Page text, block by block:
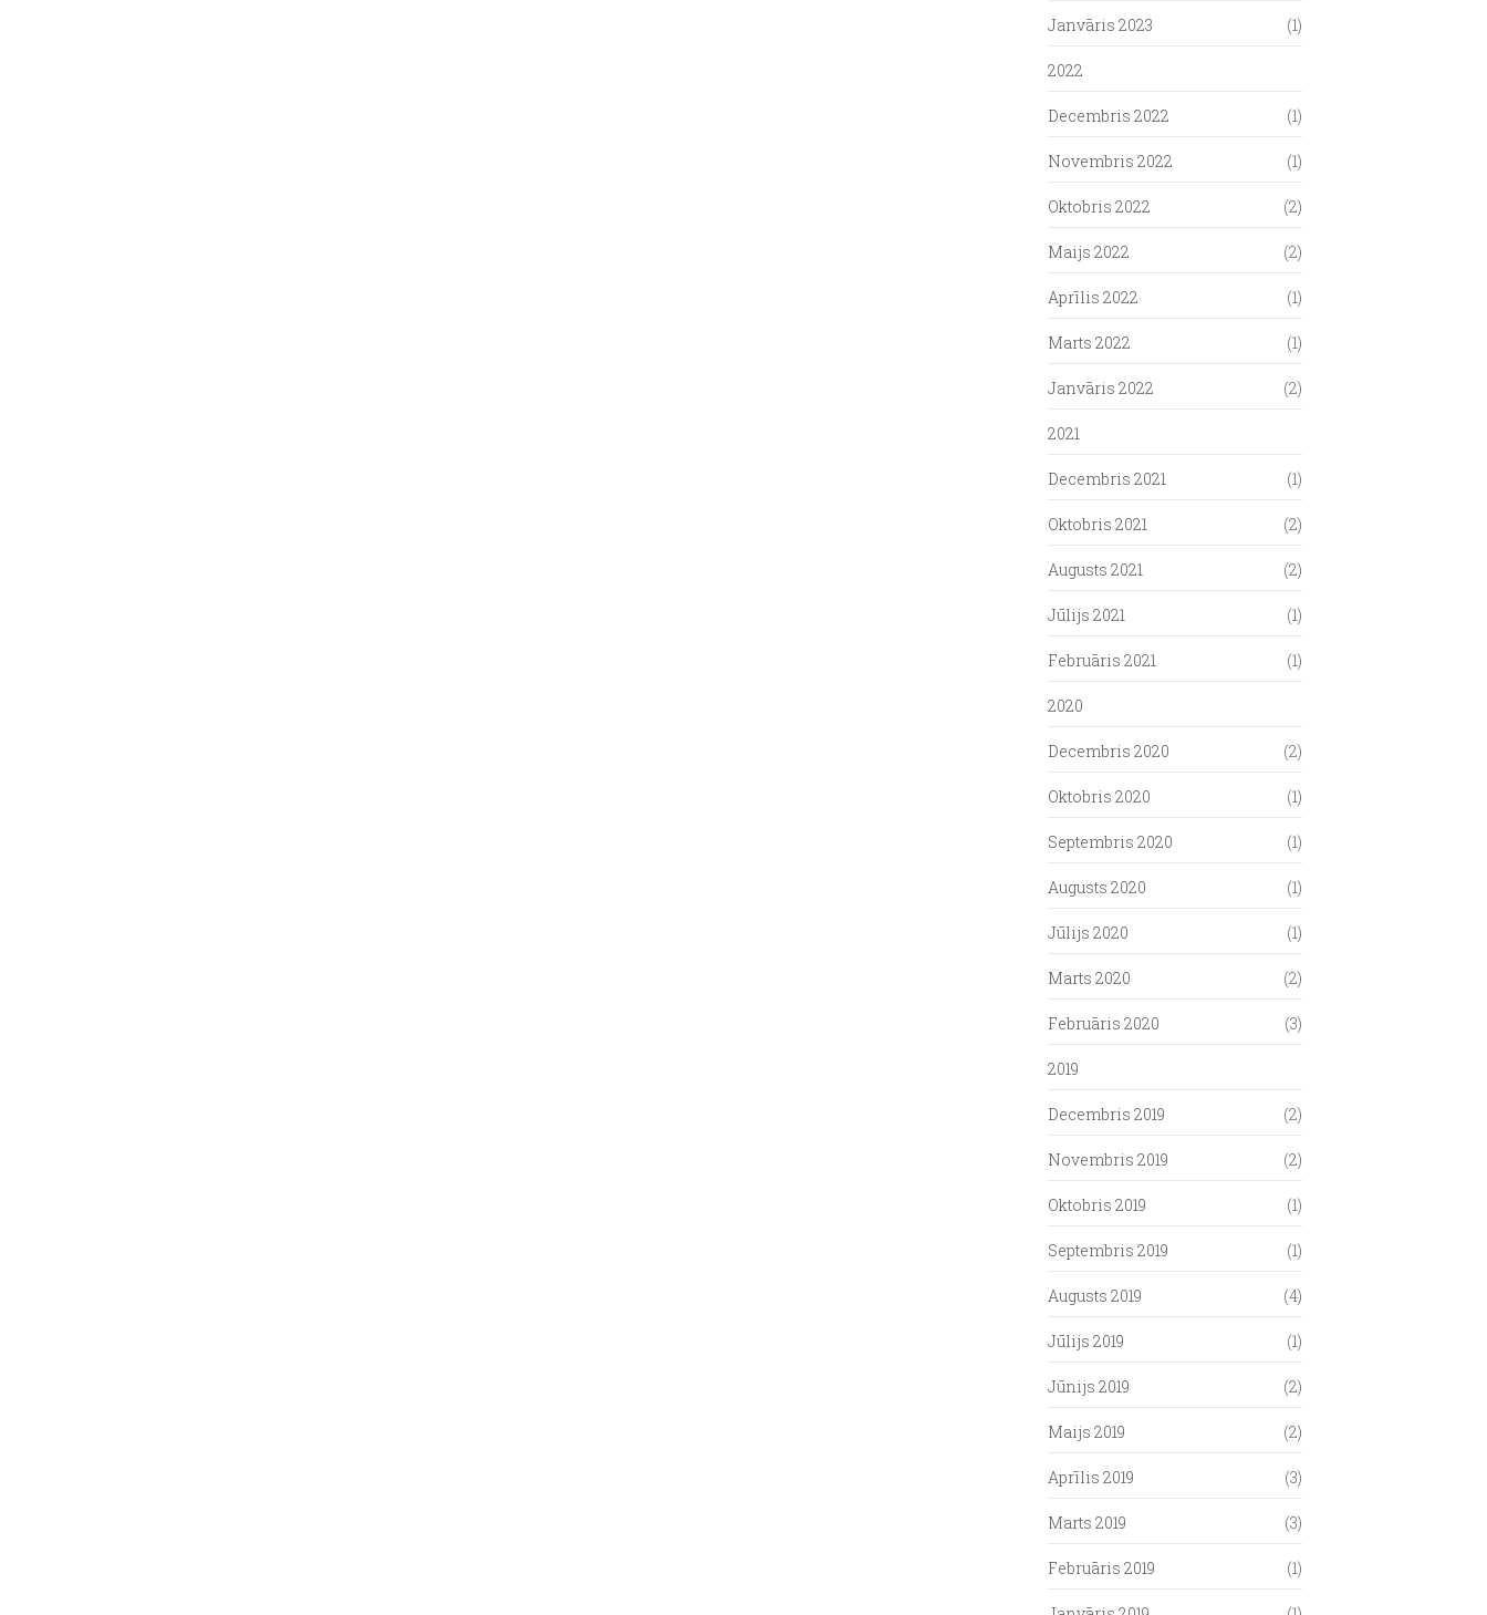
Janvāris 2023 (1)
2022
Decembris 2022 (1)
Novembris 2022 (1)
Oktobris 2022 (2)
Maijs 2022 (2)
Aprīlis 2022 (1)
Marts 2022 (1)
Janvāris 2022 (2)
2021
Decembris 2021 (1)
Oktobris 2021 (2)
Augusts 2021 (2)
Jūlijs 2021 (1)
Februāris 2021 (1)
2020
Decembris 2020 (2)
Oktobris 2020 (1)
Septembris 2020 (1)
Augusts 2020 (1)
Jūlijs 2020 (1)
Marts 2020 (2)
Februāris 2020 (3)
2019
Decembris 2019 (2)
Novembris 2019 (2)
Oktobris 2019 (1)
Septembris 2019 (1)
Augusts 2019 (4)
Jūlijs 2019 (1)
Jūnijs 2019 (2)
Maijs 2019 (2)
Aprīlis 2019 (3)
Marts 2019 (3)
Februāris 2019 (1)